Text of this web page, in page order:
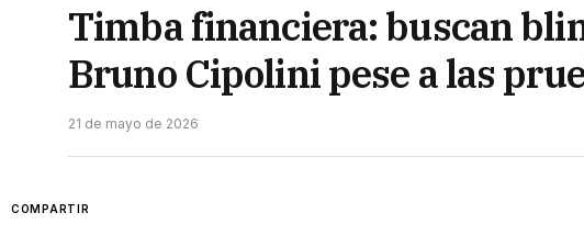
Timba financiera: buscan
Bruno Cipolini pese a las
21 de mayo de 2026
COMPARTIR